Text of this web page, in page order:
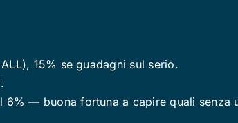
15% se guadagni sul serio.
— buona fortuna a capire quali senza